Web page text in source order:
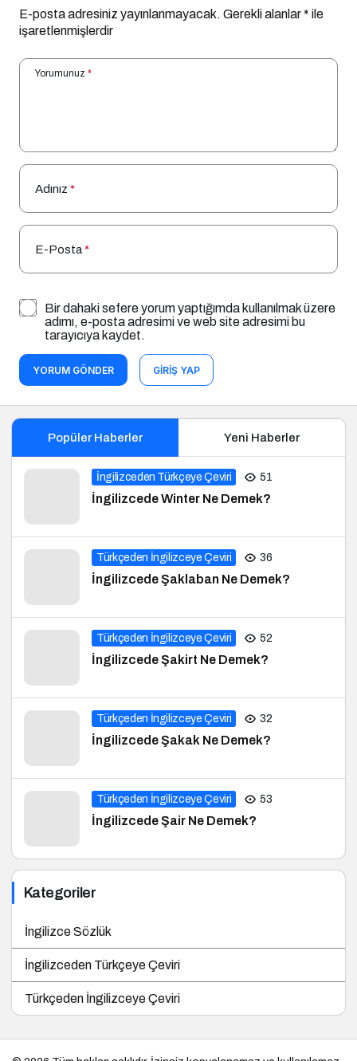
E-posta adresiniz yayınlanmayacak. Gerekli alanlar* ile
işaretlenmişlerdir
Yorumunuz *
Adınız *
E-Posta*
Bir dahaki sefere yorum yaptığımda kullanılmak üzere
adımı, e-posta adresimi ve web site adresimi bu
tarayıcıya kaydet.
YORUM GÖNDER GIRIŞ YAP
Popüler Haberler Yeni Haberler
İngilizceden Türkçeye Çeviri 51
İngilizcede Winter Ne Demek?
Türkçeden İngilizceye Çeviri 36
İngilizcede Şaklaban Ne Demek?
Türkçeden İngilizceye Çeviri 52
İngilizcede Şakirt Ne Demek?
Türkçeden İngilizceye Çeviri 32
İngilizcede Şakak Ne Demek?
Türkçeden İngilizceye Çeviri 53
İngilizcede Şair Ne Demek?
Kategoriler
İngilizce Sözlük
İngilizceden Türkçeye Çeviri
Türkçeden İngilizceye Çeviri